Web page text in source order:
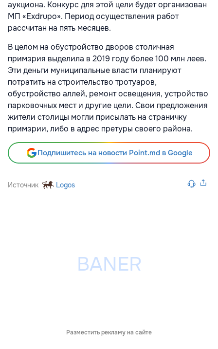
аукциона. Конкурс для этой цели будет организован
МП «Exdrupo». Период осуществления работ
рассчитан на пять месяцев.
В целом на обустройство дворов столичная
примэрия выделила в 2019 году более 100 млн леев.
Эти деньги муниципальные власти планируют
потратить на строительство тротуаров,
обустройство аллей, ремонт освещения, устройство
парковочных мест и другие цели. Свои предложения
жители столицы могли присылать на страничку
примэрии, либо в адрес претуры своего района.
Подпишитесь на новости Point.md в Google
Источник Logos
Разместить рекламу на сайте